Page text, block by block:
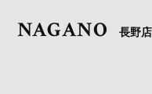
NAGANO 長野店